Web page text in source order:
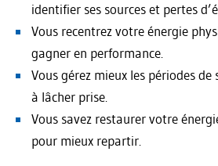
identifier ses sources et pertes
Vous recentrez votre énergie
gagner en performance.
Vous gérez mieux les périodes de
à lâcher prise.
Vous savez restaurer votre
pour mieux repartir.